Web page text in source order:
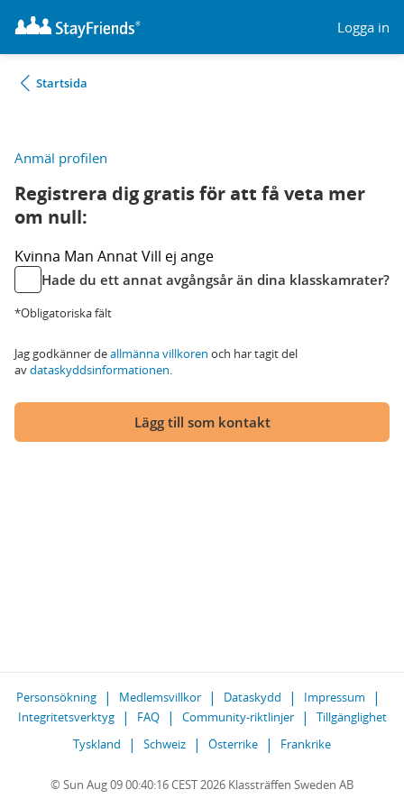
Logga in
Startsida
Anmäl profilen
Registrera dig gratis för att få veta mer
om null:
Kvinna Man AnnatVill ej ange
Hade du ett annat avgångsår än dina klasskamrater?
*Obligatoriska fält
Jag godkänner deallmänna villkoren och har tagit del
avdataskyddsinformationen.
Lägg till som kontakt
Personsökning Medlemsvillkor Dataskydd
Impressum
Integritetsverktyg
FAQ Community-riktlinjer
Tillgänglighet
Tyskland
Schweiz Österrike Frankrike
© Sun Aug 09 00:40:16 CEST 2026 Klassträffen Sweden AB